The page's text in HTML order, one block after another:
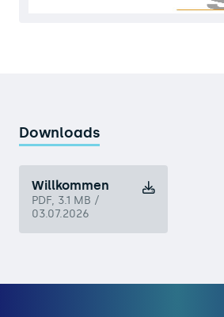
Downloads
Willkommen
PDF, 3.1 MB /
03.07.2026